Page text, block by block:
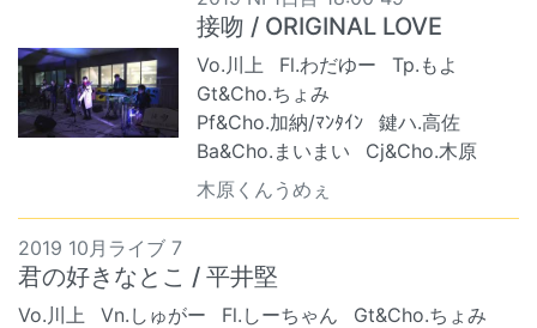
接吻 / ORIGINAL LOVE
Vo.川上 Fl.わだゆー
Tp.もよ
Gt&Cho.ちょみ
Pf&Cho.加納/ﾏﾝﾀｲﾝ
鍵ハ.高佐
Ba&Cho.まいまい
Cj&Cho.木原
木原くんうめぇ
2019 10月ライブ 7
君の好きなとこ / 平井堅
Vo.川上 Vn.しゅがー Fl.しーちゃん
Gt&Cho.ちょみ